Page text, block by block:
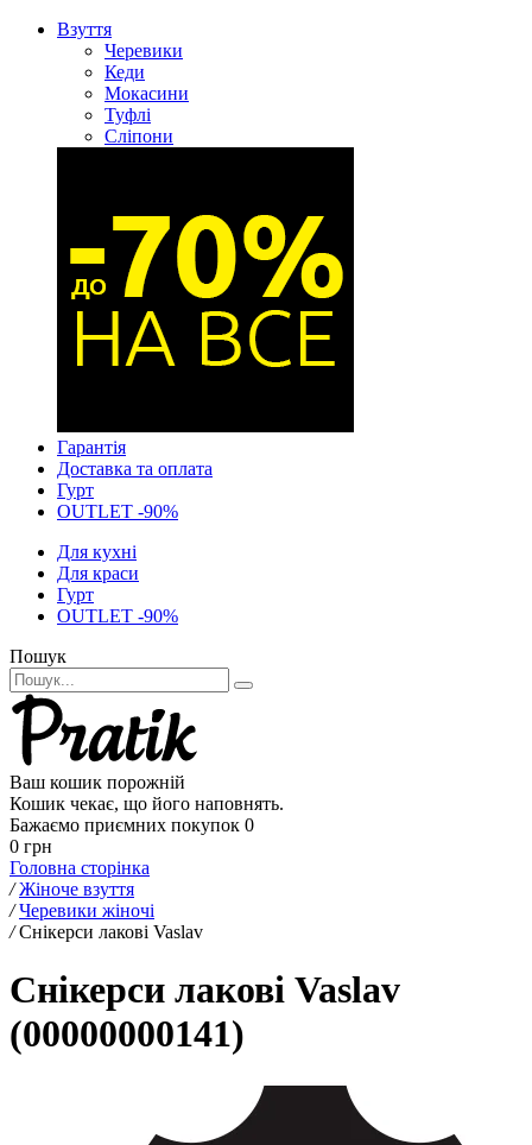
Взуття
Черевики
Кеди
Мокасини
Туфлі
Сліпони
Гарантія
Доставка та оплата
Гурт
OUTLET -90%
Для кухні
Для краси
Гурт
OUTLET -90%
Пошук
Ваш кошик порожній
Кошик чекає, що його наповнять.
Бажаємо приємних покупок 0
0 грн
Головна сторінка
/ Жіноче взуття
/ Черевики жіночі
/ Снікерси лакові Vaslav
Снікерси лакові Vaslav
(00000000141)